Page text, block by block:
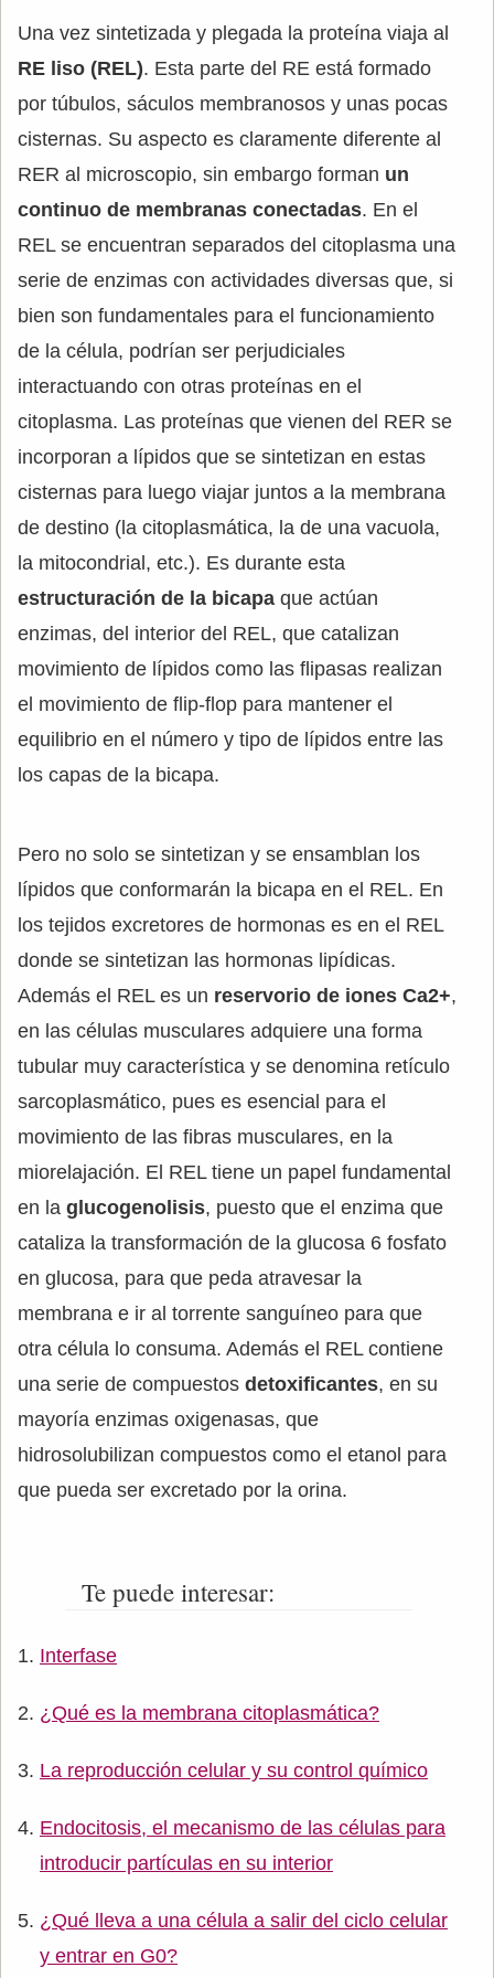
Una vez sintetizada y plegada la proteína viaja al
RE liso (REL). Esta parte del RE está formado
por túbulos, sáculos membranosos y unas pocas
cisternas. Su aspecto es claramente diferente al
RER al microscopio, sin embargo forman un
continuo de membranas conectadas. En el
REL se encuentran separados del citoplasma una
serie de enzimas con actividades diversas que, si
bien son fundamentales para el funcionamiento
de la célula, podrían ser perjudiciales
interactuando con otras proteínas en el
citoplasma. Las proteínas que vienen del RER se
incorporan a lípidos que se sintetizan en estas
cisternas para luego viajar juntos a la membrana
de destino (la citoplasmática, la de una vacuola,
la mitocondrial, etc.). Es durante esta
estructuración de la bicapa que actúan
enzimas, del interior del REL, que catalizan
movimiento de lípidos como las flipasas realizan
el movimiento de flip-flop para mantener el
equilibrio en el número y tipo de lípidos entre las
los capas de la bicapa.
Pero no solo se sintetizan y se ensamblan los
lípidos que conformarán la bicapa en el REL. En
los tejidos excretores de hormonas es en el REL
donde se sintetizan las hormonas lipídicas.
Además el REL es un reservorio de iones Ca2+,
en las células musculares adquiere una forma
tubular muy característica y se denomina retículo
sarcoplasmático, pues es esencial para el
movimiento de las fibras musculares, en la
miorelajación. El REL tiene un papel fundamental
en la glucogenolisis, puesto que el enzima que
cataliza la transformación de la glucosa 6 fosfato
en glucosa, para que peda atravesar la
membrana e ir al torrente sanguíneo para que
otra célula lo consuma. Además el REL contiene
una serie de compuestos detoxificantes, en su
mayoría enzimas oxigenasas, que
hidrosolubilizan compuestos como el etanol para
que pueda ser excretado por la orina.
Te puede interesar:
Interfase
¿Qué es la membrana citoplasmática?
La reproducción celular y su control químico
Endocitosis, el mecanismo de las células para
introducir partículas en su interior
¿Qué lleva a una célula a salir del ciclo celular
y entrar en G0?